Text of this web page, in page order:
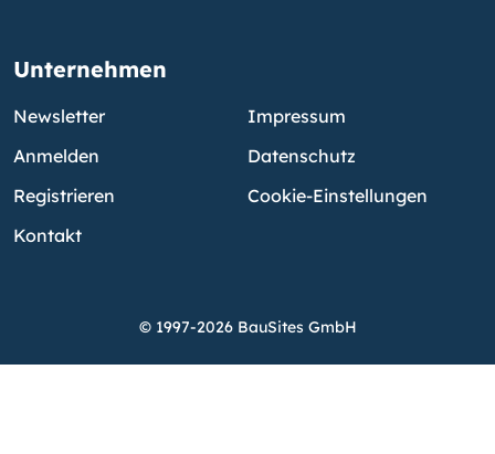
Unternehmen
Newsletter
Anmelden
Registrieren
Kontakt
Impressum
Datenschutz
Cookie-Einstellungen
© 1997-2026 BauSites GmbH